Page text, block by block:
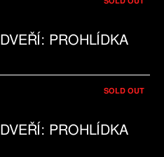
PROHLÍDKA
PROHLÍDKA
SOLD OUT